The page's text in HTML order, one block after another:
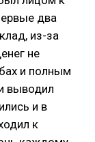
два
из-за
не
и полным
выводил
и в
к